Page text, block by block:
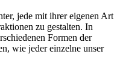
jede mit ihrer eigenen Art
zu gestalten. In
Formen der
wie jeder einzelne unser